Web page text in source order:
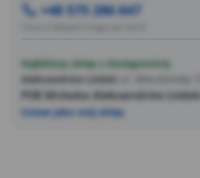
+48 575 286 647
Najbliższy sklep z dostępnością
Aleksandrów Łódzki
PSB Mrówka Aleksandrów Łódzki
Ustaw jako mój sklep